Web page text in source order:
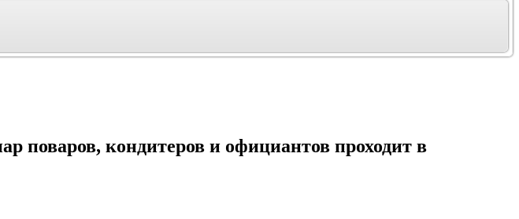
кондитеров и официантов проходит в